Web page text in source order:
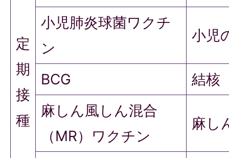
定
期
接
種
小児肺炎球菌ワクチ
ン
小児
BCG
結核
麻しん風しん混合
（MR）ワクチン
麻し